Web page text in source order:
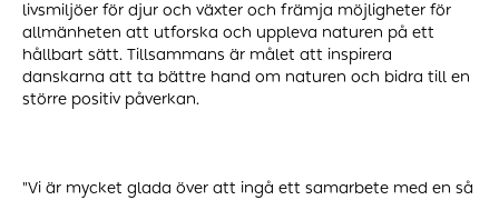
livsmiljöer för djur och växter och främja möjligheter för
allmänheten att utforska och uppleva naturen på ett
hållbart sätt. Tillsammans är målet att inspirera
danskarna att ta bättre hand om naturen och bidra till en
större positiv påverkan.
"Vi är mycket glada över att ingå ett samarbete med en så